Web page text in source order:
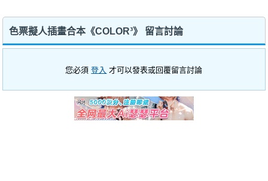
色票擬人插畫合本《COLOR³》 留言討論
您必須登入 才可以發表或回覆留言討論